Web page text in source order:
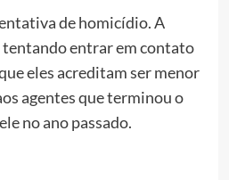
de homicídio. A
tentando entrar em contato
eles acreditam ser menor
agentes que terminou o
no ano passado.